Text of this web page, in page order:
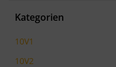
Kategorien
10V1
10V2